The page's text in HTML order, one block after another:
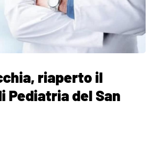
riaperto il
Pediatria del San